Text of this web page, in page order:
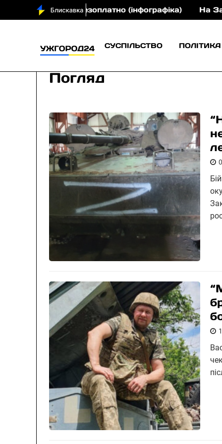
безоплатно (інфографіка) На Закарпатті
СУСПІЛЬСТВО ПОЛІТИКА
Погляд